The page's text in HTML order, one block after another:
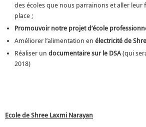
des écoles que nous parrainons et aller leur
place ;
Promouvoir notre projet d’école
Améliorer l’alimentation en électricité de
Réaliser un documentaire sur le DSA(qui
2018)
Ecole de Shree Laxmi Narayan